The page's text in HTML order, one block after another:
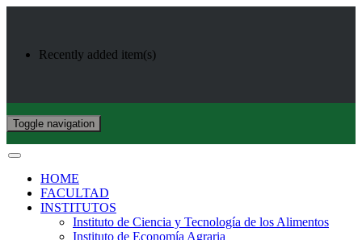
Recently added item(s)
Toggle navigation
HOME
FACULTAD
INSTITUTOS
Instituto de Ciencia y Tecnología de los Alimentos
Instituto de Economía Agraria